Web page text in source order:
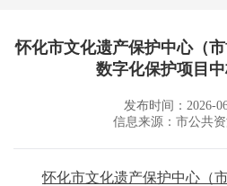
怀化市文化遗产保护中心（
数字化保护项目
发布时间：2026-
信息来源：市公共
怀化市文化遗产保护中心（市